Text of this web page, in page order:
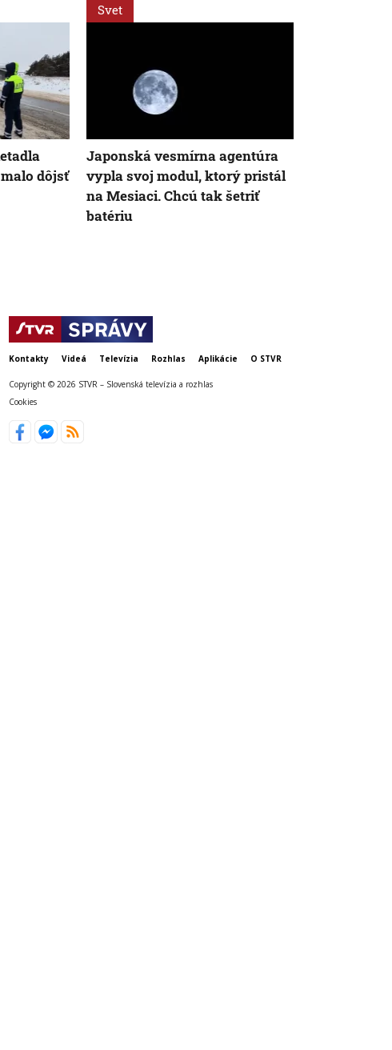
dôjsť
Svet
Japonská vesmírna agentúra
vypla svoj modul, ktorý pristál
na Mesiaci. Chcú tak šetriť
batériu
Kontakty Videá Televízia Rozhlas Aplikácie O STVR
Copyright © 2026 STVR – Slovenská televízia a rozhlas
Cookies